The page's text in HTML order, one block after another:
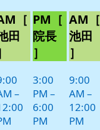
［
田
–
PM［
院長
］
3:00
PM –
6:00
PM
AM［
池田
］
9:00
AM –
12:00
PM